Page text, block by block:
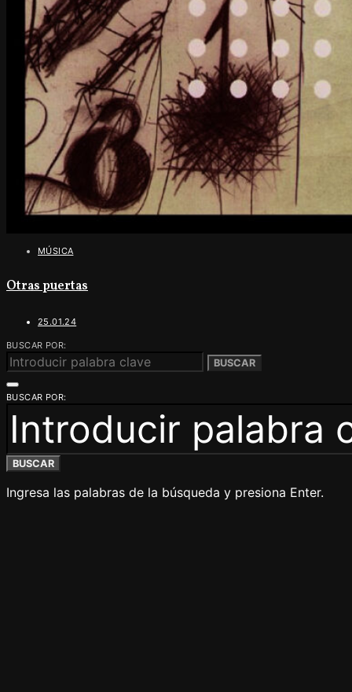
MÚSICA
Otras puertas
25.01.24
BUSCAR POR:
BUSCAR
BUSCAR POR:
BUSCAR
Ingresa las palabras de la búsqueda y presiona Enter.